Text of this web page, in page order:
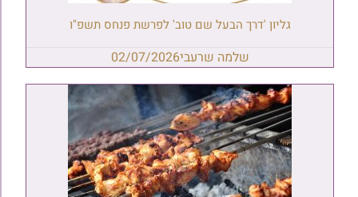
גליון 'דרך הבעל שם טוב' לפרשת פנחס תשפ"ו
שלמה שרעבי02/07/2026